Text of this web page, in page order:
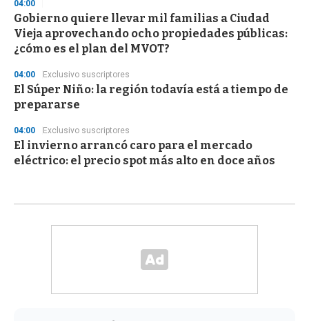
04:00
Gobierno quiere llevar mil familias a Ciudad
Vieja aprovechando ocho propiedades públicas:
¿cómo es el plan del MVOT?
04:00 Exclusivo suscriptores
El Súper Niño: la región todavía está a tiempo de
prepararse
04:00 Exclusivo suscriptores
El invierno arrancó caro para el mercado
eléctrico: el precio spot más alto en doce años